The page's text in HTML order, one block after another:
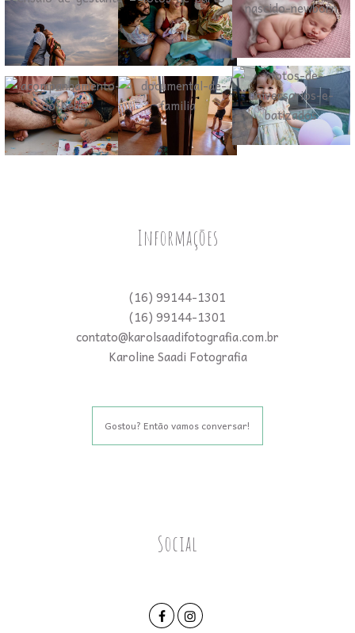
Informações
(16) 99144-1301
(16) 99144-1301
contato@karolsaadifotografia.com.br
Karoline Saadi Fotografia
Gostou? Então vamos conversar!
Social